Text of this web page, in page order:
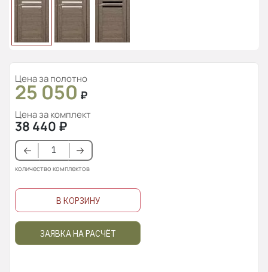
Цена за полотно
25 050 ₽
Цена за комплект
38 440 ₽
количество комплектов
В КОРЗИНУ
ЗАЯВКА НА РАСЧЁТ